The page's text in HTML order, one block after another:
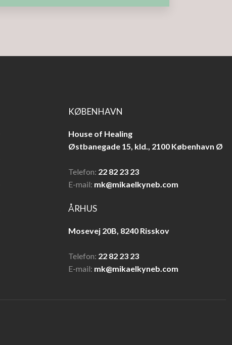
KØBENHAVN
House of Healing
​Østbanegade 15, kld., ​2100 København Ø
Telefon: 22 82 23 23
E-mail: mk@mikaelkyneb.com
ÅRHUS
Mosevej 20B, ​8240 Risskov
Telefon: 22 82 23 23
E-mail: mk@mikaelkyneb.com